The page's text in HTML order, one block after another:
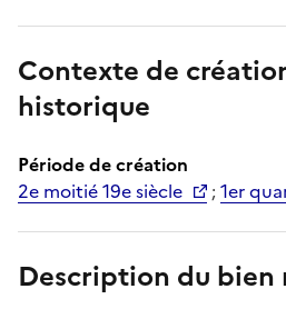
Contexte de
historique
Période de création
2e moitié 19e siècle
;1er
Description du bien